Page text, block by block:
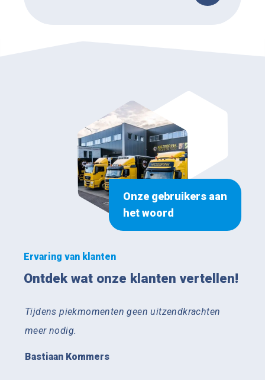
Onze gebruikers aan
het woord
Ervaring van klanten
Ontdek wat onze klanten vertellen!
Tijdens piekmomenten geen uitzendkrachten
meer nodig.
Bastiaan Kommers